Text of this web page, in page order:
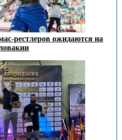
рестлеров ожидаются на